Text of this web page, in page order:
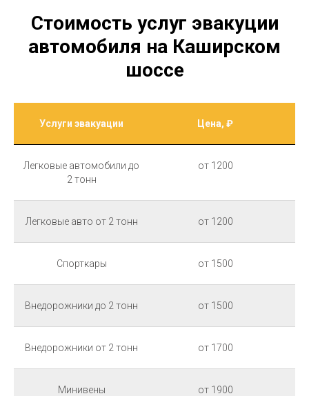
Стоимость услуг эвакуции
автомобиля на Каширском
шоссе
Услуги эвакуации Цена, ₽
Легковые автомобили до
2 тонн
от 1200
Легковые авто от 2 тонн от 1200
Спорткары от 1500
Внедорожники до 2 тонн от 1500
Внедорожники от 2 тонн от 1700
Минивены от 1900